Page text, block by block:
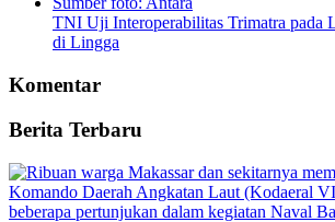
TNI Uji Interoperabilitas Trimatra pada
di Lingga
Komentar
Berita Terbaru